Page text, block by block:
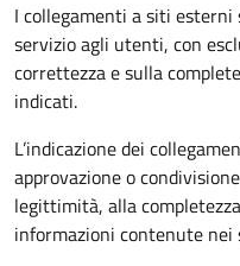
I collegamenti a siti
servizio agli utenti, con
correttezza e sulla
indicati.
L’indicazione dei
approvazione o
legittimità, alla
informazioni contenute